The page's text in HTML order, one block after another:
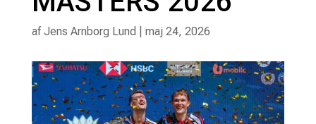
afJens Arnborg Lund maj 24, 2026